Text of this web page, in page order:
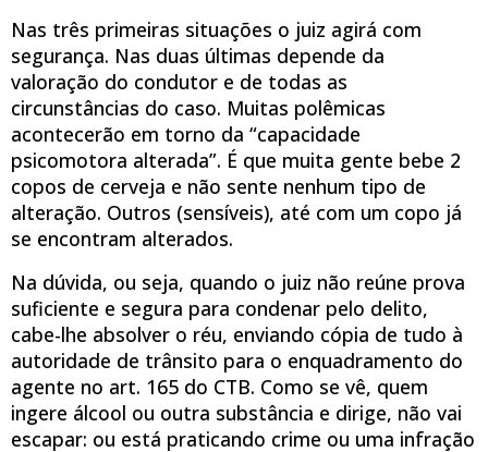
Nas três primeiras situações o juiz agirá com
segurança. Nas duas últimas depende da
valoração do condutor e de todas as
circunstâncias do caso. Muitas polêmicas
acontecerão em torno da “capacidade
psicomotora alterada”. É que muita gente bebe 2
copos de cerveja e não sente nenhum tipo de
alteração. Outros (sensíveis), até com um copo já
se encontram alterados.
Na dúvida, ou seja, quando o juiz não reúne prova
suficiente e segura para condenar pelo delito,
cabe-lhe absolver o réu, enviando cópia de tudo à
autoridade de trânsito para o enquadramento do
agente no art. 165 do CTB. Como se vê, quem
ingere álcool ou outra substância e dirige, não vai
escapar: ou está praticando crime ou uma infração